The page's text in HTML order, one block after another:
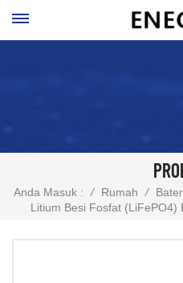
Anda Masuk : / Rumah /
Litium Besi Fosfat (LiFePO4)